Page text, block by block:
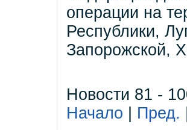
операции на
Республики,
Запорожской,
Новости 81 -
Начало
Пред.